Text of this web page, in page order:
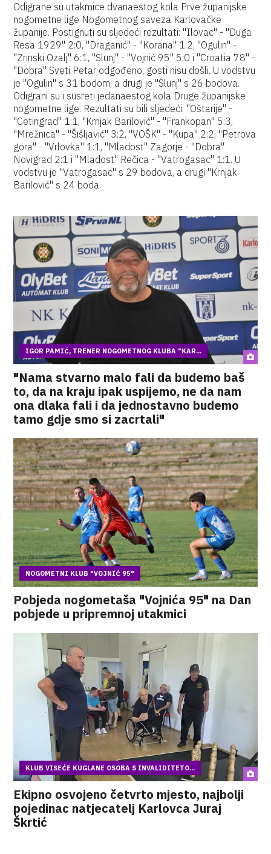
Odigrane su utakmice dvanaestog kola Prve županijske
nogometne lige Nogometnog saveza Karlovačke
županije. Postignuti su sljedeći rezultati: "Ilovac" - "Duga
Resa 1929" 2:0, "Draganić" - "Korana" 1:2, "Ogulin" -
"Zrinski Ozalj" 6:1, "Slunj" - "Vojnić 95" 5:0 i "Croatia 78" -
"Dobra" Sveti Petar odgođeno, gosti nisu došli. U vodstvu
je "Ogulin" s 31 bodom, a drugi je "Slunj" s 26 bodova.
Odigrani su i susreti jedanaestog kola Druge županijske
nogometne lige. Rezultati su bili sljedeći: "Oštarije" -
"Cetingrad" 1:1, "Krnjak Barilović" - "Frankopan" 5:3,
"Mrežnica" - "Šišljavić" 3:2, "VOŠK" - "Kupa" 2:2, "Petrova
gora" - "Vrlovka" 1:1, "Mladost" Zagorje - "Dobra"
Novigrad 2:1 i "Mladost" Rečica - "Vatrogasac" 1:1. U
vodstvu je "Vatrogasac" s 29 bodova, a drugi "Krnjak
Barilović" s 24 boda.
IGOR PAMIĆ, TRENER NOGOMETNOG KLUBA "KAR...
"Nama stvarno malo fali da budemo baš
to, da na kraju ipak uspijemo, ne da nam
ona dlaka fali i da jednostavno budemo
tamo gdje smo si zacrtali"
NOGOMETNI KLUB "VOJNIĆ 95"
Pobjeda nogometaša "Vojnića 95" na Dan
pobjede u pripremnoj utakmici
KLUB VISEĆE KUGLANE OSOBA S INVALIDITETO...
Ekipno osvojeno četvrto mjesto, najbolji
pojedinac natjecatelj Karlovca Juraj
Škrtić